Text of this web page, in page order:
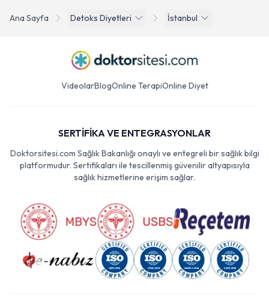
Ana Sayfa Detoks Diyetleri İstanbul
Videolar Blog Online Terapi Online Diyet
SERTİFİKA VE ENTEGRASYONLAR
Doktorsitesi.com Sağlık Bakanlığı onaylı ve entegreli bir sağlık bilgi
platformudur. Sertifikaları ile tescillenmiş güvenilir altyapısıyla
sağlık hizmetlerine erişim sağlar.